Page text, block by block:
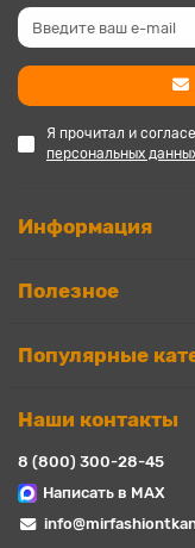
Я прочитал и
персональных
Информация
Полезное
Популярные
Наши контакты
8 (800) 300-28-45
Написать в MAX